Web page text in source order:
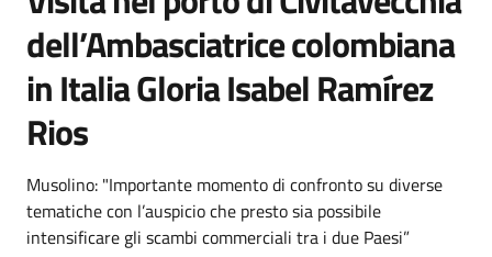
dell’Ambasciatrice colombiana
in Italia Gloria Isabel Ramírez
Rios
Musolino: "Importante momento di confronto su diverse
tematiche con l’auspicio che presto sia possibile
intensificare gli scambi commerciali tra i due Paesi”